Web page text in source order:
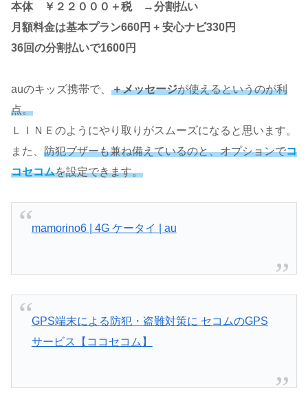
本体 ￥２２０００＋税 →分割払い
月額料金は基本プラン660円 + 安心ナビ330円
36回の分割払いで1600円
auのキッズ携帯で、 ＋メッセージが使えるというのが利
点。
ＬＩＮＥのようにやり取りがスムーズになると思います。
また、 防犯ブザーも兼ね備えているのと、オプションでコ
コセコムを設定できます。
mamorino6 | 4G ケータイ | au
GPS端末による防犯・盗難対策に セコムのGPS
サービス【ココセコム】